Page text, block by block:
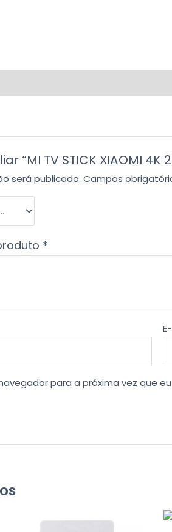
“MI TV STICK XIAOMI 4K
será publicado. Campos
*
para a próxima vez que